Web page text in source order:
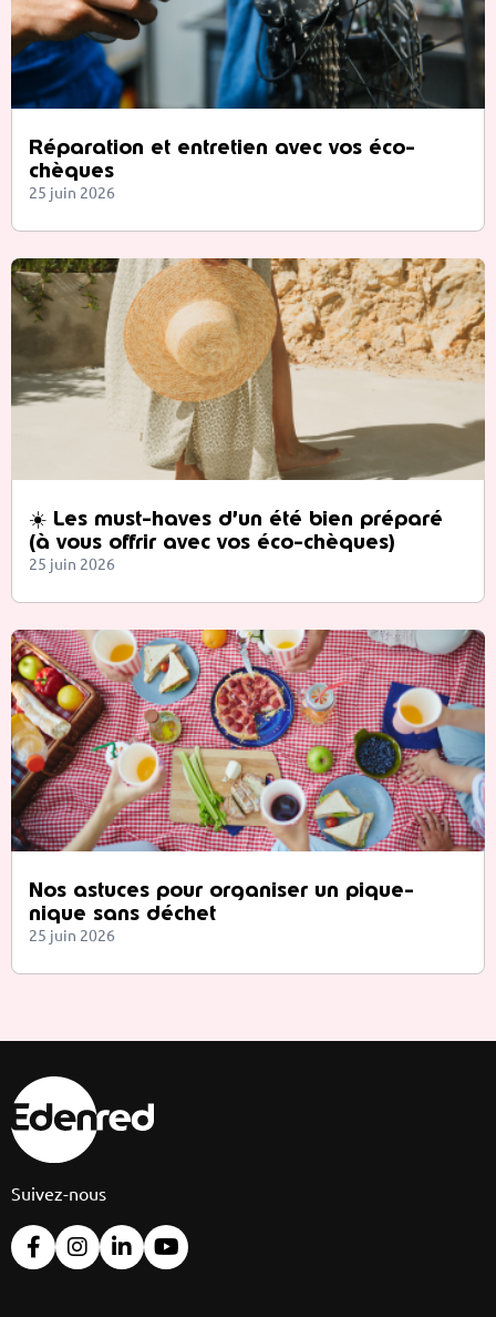
Réparation et entretien avec vos éco-
chèques
25 juin 2026
☀️ Les must-haves d’un été bien préparé
(à vous offrir avec vos éco-chèques)
25 juin 2026
Nos astuces pour organiser un pique-
nique sans déchet
25 juin 2026
Suivez-nous